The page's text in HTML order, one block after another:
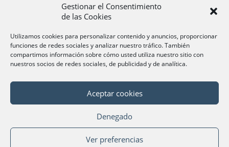
Gestionar el Consentimiento
de las Cookies
Utilizamos cookies para personalizar contenido y anuncios, proporcionar
funciones de redes sociales y analizar nuestro tráfico. También
compartimos información sobre cómo usted utiliza nuestro sitio con
nuestros socios de redes sociales, de publicidad y de analítica.
Aceptar cookies
Denegado
Ver preferencias
Contacto
acervera@camaravalencia.com
961 366 212
Síguenos
Navegación de València 2020